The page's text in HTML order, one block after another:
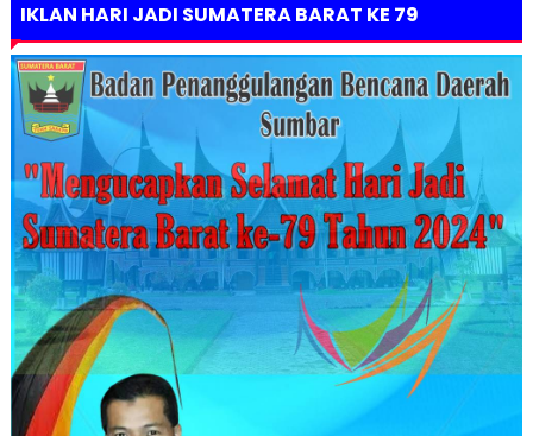
IKLAN HARI JADI SUMATERA BARAT KE 79